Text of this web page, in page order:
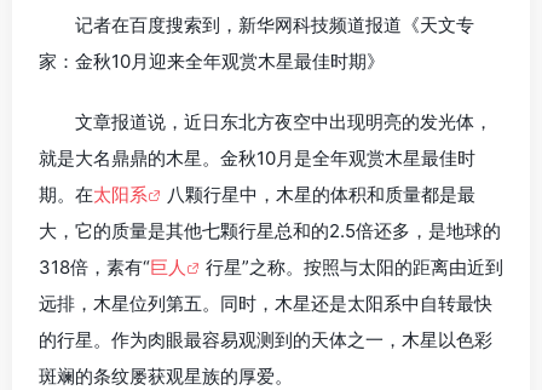
记者在百度搜索到，新华网科技频道报道《天文专
家：金秋10月迎来全年观赏木星最佳时期》
文章报道说，近日东北方夜空中出现明亮的发光体，
就是大名鼎鼎的木星。金秋10月是全年观赏木星最佳时
期。在太阳系
八颗行星中，木星的体积和质量都是最
大，它的质量是其他七颗行星总和的2.5倍还多，是地球的
318倍，素有“巨人
行星”之称。按照与太阳的距离由近到
远排，木星位列第五。同时，木星还是太阳系中自转最快
的行星。作为肉眼最容易观测到的天体之一，木星以色彩
斑斓的条纹屡获观星族的厚爱。